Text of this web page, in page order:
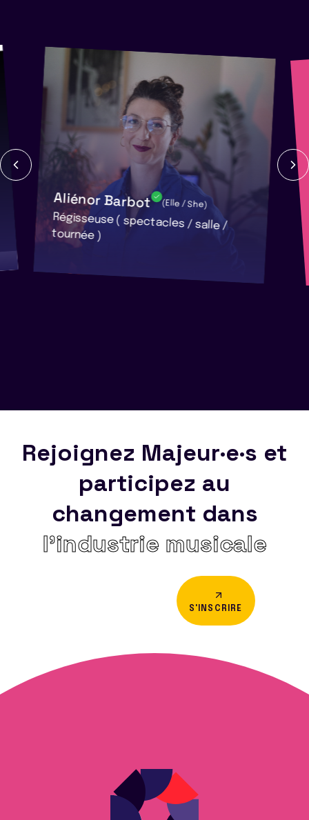
Aliénor Barbot (Elle / She)
Régisseuse ( spectacles / salle /
tournée )
Rejoignez Majeur·e·s et
participez au
changement dans
l’industrie musicale
S'INSCRIRE